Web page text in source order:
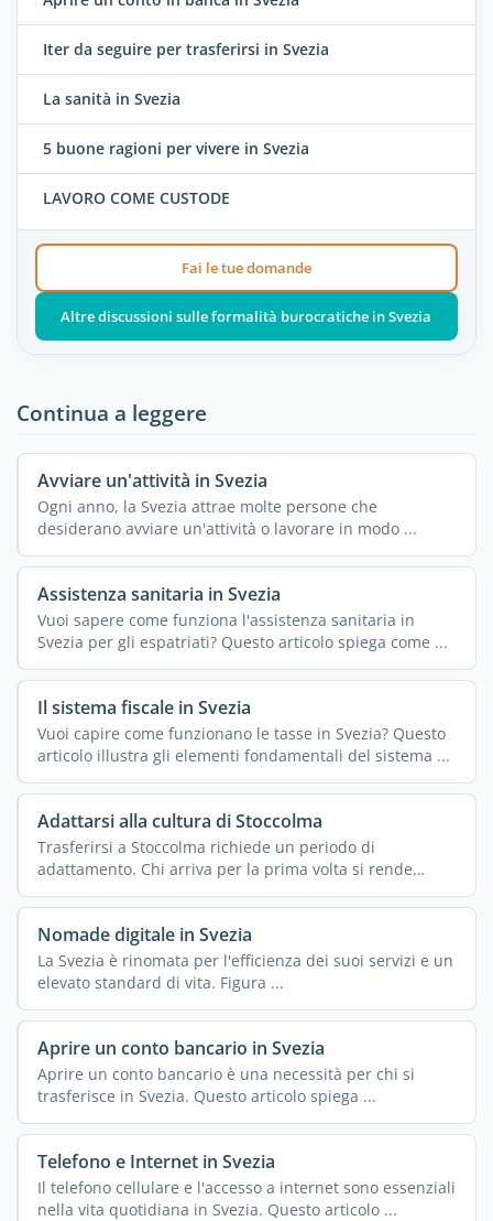
Iter da seguire per trasferirsi in Svezia
La sanità in Svezia
5 buone ragioni per vivere in Svezia
LAVORO COME CUSTODE
Fai le tue domande
Altre discussioni sulle formalità burocratiche in Svezia
Continua a leggere
Avviare un'attività in Svezia
Ogni anno, la Svezia attrae molte persone che
desiderano avviare un'attività o lavorare in modo ...
Assistenza sanitaria in Svezia
Vuoi sapere come funziona l'assistenza sanitaria in
Svezia per gli espatriati? Questo articolo spiega come ...
Il sistema fiscale in Svezia
Vuoi capire come funzionano le tasse in Svezia? Questo
articolo illustra gli elementi fondamentali del sistema ...
Adattarsi alla cultura di Stoccolma
Trasferirsi a Stoccolma richiede un periodo di
adattamento. Chi arriva per la prima volta si rende
subito conto ...
Nomade digitale in Svezia
La Svezia è rinomata per l'efficienza dei suoi servizi e un
elevato standard di vita. Figura ...
Aprire un conto bancario in Svezia
Aprire un conto bancario è una necessità per chi si
trasferisce in Svezia. Questo articolo spiega ...
Telefono e Internet in Svezia
Il telefono cellulare e l'accesso a internet sono essenziali
nella vita quotidiana in Svezia. Questo articolo ...